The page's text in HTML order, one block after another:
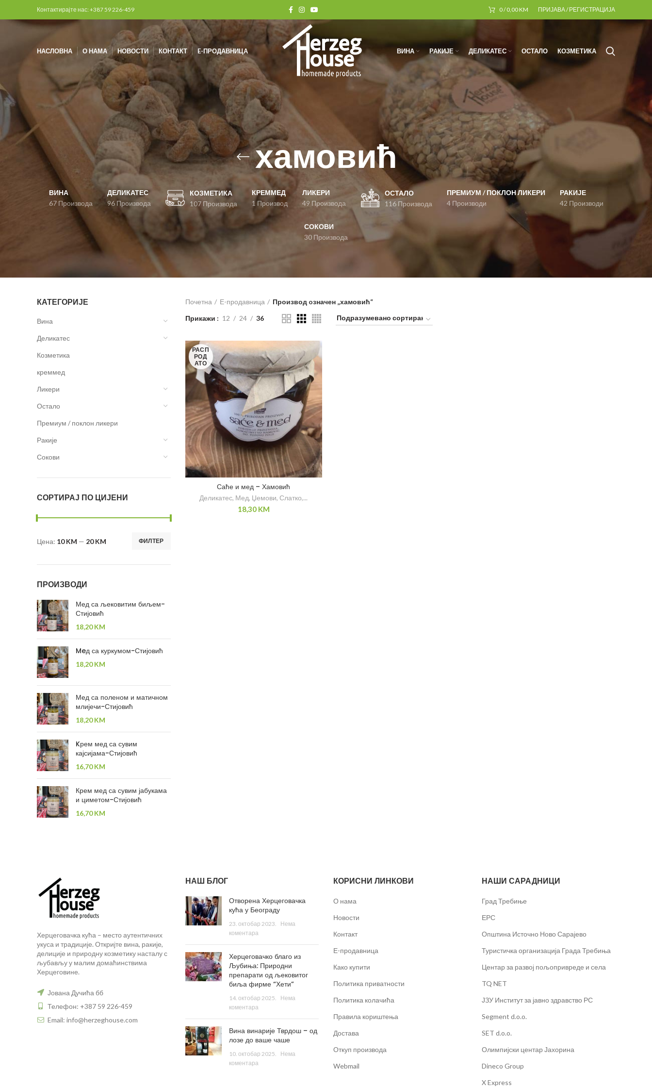
Контактирајте нас: +387 59 226-459 0/ 0,00KM ПРИЈАВА / РЕГИСТРАЦИЈА
НАСЛОВНА О НАМА НОВОСТИ КОНТАКТ E-ПРОДАВНИЦА ВИНА РАКИЈЕ ДЕЛИКАТЕС ОСТАЛО КОЗМЕТИКА
хамовић
ВИНА
67 Производа
ДЕЛИКАТЕС
96 Производа
КОЗМЕТИКА
107 Производа
КРЕММЕД
1 Производ
ЛИКЕРИ
49 Производа
ОСТАЛО
116 Производа
ПРЕМИУМ / ПОКЛОН ЛИКЕРИ
4 Производи
РАКИЈЕ
42 Производи
СОКОВИ
30 Производа
КАТЕГОРИЈЕ
Вина
Деликатес
Козметика
креммед
Ликери
Остало
Премиум / поклон ликери
Ракије
Сокови
СОРТИРАЈ ПО ЦИЈЕНИ
ФИЛТЕР
Цена: 10 KM — 20 KM
ПРОИЗВОДИ
Мед са љековитим биљем-
Стијовић
18,20KM
Meд са куркумом-Стијовић
18,20KM
Мед са поленом и матичном
млијечи-Стијовић
18,20KM
Kрем мед са сувим
кајсијама-Стијовић
16,70KM
Крем мед са сувим јабукама
и циметом-Стијовић
16,70KM
Почетна Е-продавница
Производ oзначен „хамовић“
Прикажи
12 24 36
РАСП
РОД
АТО
Саће и мед – Хамовић
Деликатес, Мед, Џемови, Слатко,...
18,30 KM
Херцеговачка кућа – место аутентичних
укуса и традиције. Откријте вина, ракије,
делиције и природну козметику насталу с
љубављу у малим домаћинствима
Херцеговине.
Јована Дучића бб
Телефон: +387 59 226-459
Email: info@herzeghouse.com
НАШ БЛОГ
Отворена Херцеговачка
кућа у Београду
23. октобар 2023.
Нема
коментара
Херцеговачко благо из
Љубиња: Природни
препарати од љековитог
биља фирме “Хети”
14. октобар 2025.
Нема
коментара
Вина винарије Тврдош – од
лозе до ваше чаше
10. октобар 2025.
Нема
коментара
КОРИСНИ ЛИНКОВИ
О нама
Новости
Контакт
Е-продавница
Како купити
Политика приватности
Политика колачића
Правила кориштења
Достава
Откуп производа
Webmail
НАШИ САРАДНИЦИ
Град Требиње
ЕРС
Општина Источно Ново Сарајево
Туристичка организација Града Требиња
Центар за развој пољопривреде и села
TQ NET
ЈЗУ Институт за јавно здравство РС
Segment d.o.o.
SET d.o.o.
Олимпијски центар Јахорина
Dineco Group
X Express